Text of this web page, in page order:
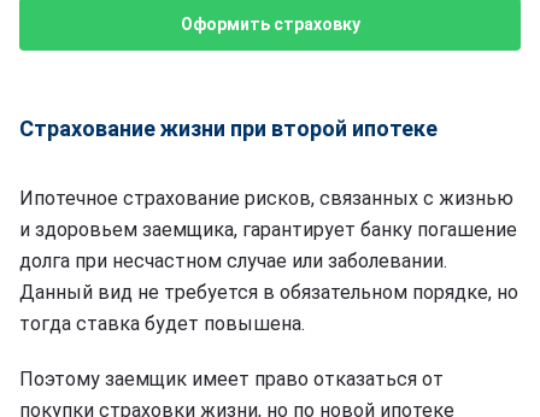
Оформить страховку
Страхование жизни при второй ипотеке
Ипотечное страхование рисков, связанных с жизнью
и здоровьем заемщика, гарантирует банку погашение
долга при несчастном случае или заболевании.
Данный вид не требуется в обязательном порядке, но
тогда ставка будет повышена.
Поэтому заемщик имеет право отказаться от
покупки страховки жизни, но по новой ипотеке